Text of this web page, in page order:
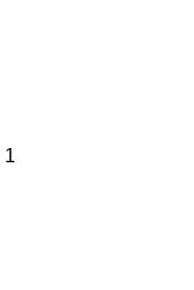
1